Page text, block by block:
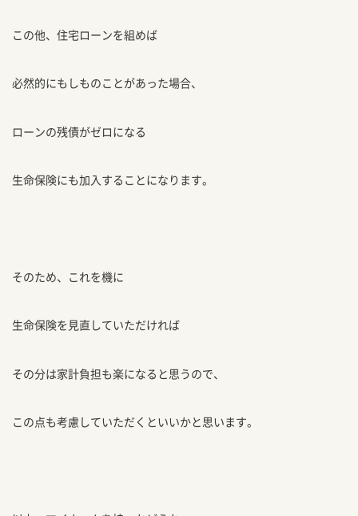
この他、住宅ローンを組めば
必然的にもしものことがあった場合、
ローンの残債がゼロになる
生命保険にも加入することになります。
そのため、これを機に
生命保険を見直していただければ
その分は家計負担も楽になると思うので、
この点も考慮していただくといいかと思います。